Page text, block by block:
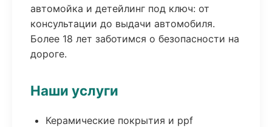
автомойка и детейлинг под ключ: от
консультации до выдачи автомобиля.
Более 18 лет заботимся о безопасности на
дороге.
Наши услуги
Керамические покрытия и ppf